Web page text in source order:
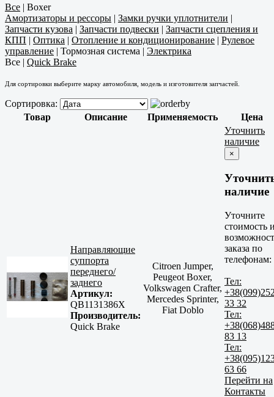
Все | Boxer
Амортизаторы и рессоры | Замки ручки уплотнители |
Запчасти кузова | Запчасти подвески | Запчасти сцепления и
КПП | Оптика | Отопление и кондиционирование | Рулевое
управление | Тормозная система | Электрика
Все | Quick Brake
Для сортировки выберите марку автомобиля, модель и изготовителя запчастей.
Сортировка:
Товар
Описание Применяемость Цена
Направляющие
суппорта
переднего/
заднего
Артикул:
QB1131386X
Производитель:
Quick Brake
Citroen Jumper,
Peugeot Boxer,
Volkswagen Crafter,
Mercedes Sprinter,
Fiat Doblo
Уточнить
наличие
×
наличие
Уточните
стоимость
заказа по
телефонам:
Тел:
33 32
Тел:
83 13
Тел:
63 66
Перейти на
Контакты